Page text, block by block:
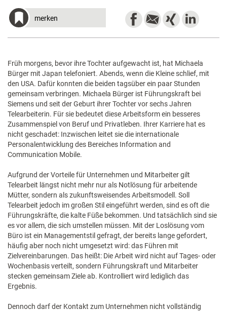
merken
Früh morgens, bevor ihre Tochter aufgewacht ist, hat Michaela
Bürger mit Japan telefoniert. Abends, wenn die Kleine schlief, mit
den USA. Dafür konnten die beiden tagsüber ein paar Stunden
gemeinsam verbringen. Michaela Bürger ist Führungskraft bei
Siemens und seit der Geburt ihrer Tochter vor sechs Jahren
Telearbeiterin. Für sie bedeutet diese Arbeitsform ein besseres
Zusammenspiel von Beruf und Privatleben. Ihrer Karriere hat es
nicht geschadet: Inzwischen leitet sie die internationale
Personalentwicklung des Bereiches Information and
Communication Mobile.
Aufgrund der Vorteile für Unternehmen und Mitarbeiter gilt
Telearbeit längst nicht mehr nur als Notlösung für arbeitende
Mütter, sondern als zukunftsweisendes Arbeitsmodell. Soll
Telearbeit jedoch im großen Stil eingeführt werden, sind es oft die
Führungskräfte, die kalte Füße bekommen. Und tatsächlich sind sie
es vor allem, die sich umstellen müssen. Mit der Loslösung vom
Büro ist ein Managementstil gefragt, der bereits lange gefordert,
häufig aber noch nicht umgesetzt wird: das Führen mit
Zielvereinbarungen. Das heißt: Die Arbeit wird nicht auf Tages- oder
Wochenbasis verteilt, sondern Führungskraft und Mitarbeiter
stecken gemeinsam Ziele ab. Kontrolliert wird lediglich das
Ergebnis.
Dennoch darf der Kontakt zum Unternehmen nicht vollständig